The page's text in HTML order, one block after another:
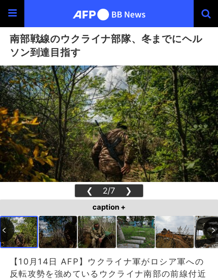
南部戦線のウクライナ部隊、冬までにヘル
ソン到達目指す
❮ 2/7 ❯
caption +
【10月14日 AFP】ウクライナ軍がロシア軍への
反転攻勢を強めているウクライナ南部の前線付近